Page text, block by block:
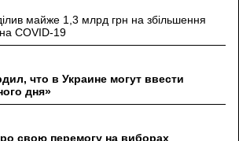
майже 1,3 млрд грн на збільшення
на COVID-19
что в Украине могут ввести
дня»
свою перемогу на виборах